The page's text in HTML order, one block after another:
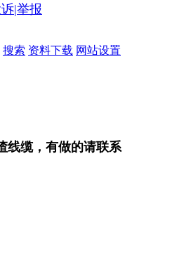
|举报
搜索 资料下载 网站设置
线缆，有做的请联系